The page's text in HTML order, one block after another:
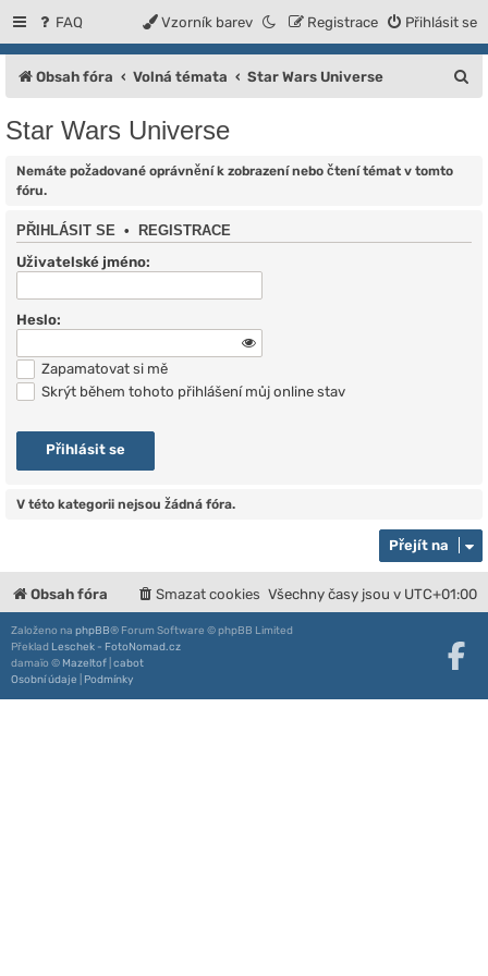
FAQ Přihlásit se
Registrace
Vzorník barev
Obsah fóra Volná témata Star Wars Universe
Star Wars Universe
Nemáte požadované oprávnění k zobrazení nebo čtení témat v tomto
fóru.
PŘIHLÁSIT SE • REGISTRACE
Uživatelské jméno:
Heslo:
Zapamatovat si mě
Skrýt během tohoto přihlášení můj online stav
V této kategorii nejsou žádná fóra.
Přejít na
Obsah fóra Všechny časy jsou v UTC+01:00
Smazat cookies
Založeno na phpBB® Forum Software © phpBB Limited
Překlad Leschek - FotoNomad.cz
damaïo © Mazeltof cabot
Osobní údaje
Podmínky